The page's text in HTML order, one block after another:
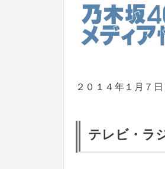
２０１４年１月７
テレビ・ラ